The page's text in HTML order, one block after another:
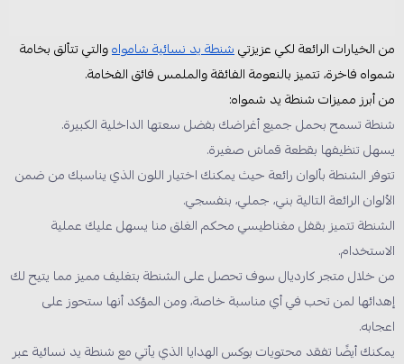
من الخيارات الرائعة لكي عزيزتيشنطة يد نسائية شامواهوالتي تتألق بخامة
شمواه فاخرة، تتميز بالنعومة الفائقة والملمس فائق الفخامة.
من أبرز مميزات شنطة يد شمواه:
شنطة تسمح بحمل جميع أغراضك بفضل سعتها الداخلية الكبيرة.
يسهل تنظيفها بقطعة قماش صغيرة.
تتوفر الشنطة بألوان رائعة حيث يمكنك اختيار اللون الذي يناسبك من ضمن
الألوان الرائعة التالية بني، جملي، بنفسجي.
الشنطة تتميز بقفل مغناطيسي محكم الغلق منا يسهل عليك عملية
الاستخدام.
من خلال متجر كارديال سوف تحصل على الشنطة بتغليف مميز مما يتيح لك
إهدائها لمن تحب في أي مناسبة خاصة، ومن المؤكد أنها ستحوز على
اعجابه.
يمكنك أيضًا تفقد محتويات بوكس الهدايا الذي يأتي مع شنطة يد نسائية عبر